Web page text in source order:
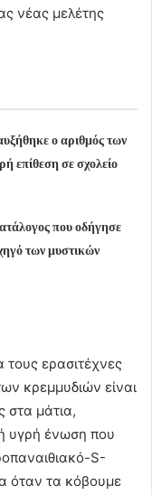
νέας μελέτης
ο αριθμός των
επίθεση σε σχολείο
που οδήγησε
των μυστικών
τους ερασιτέχνες
κρεμμυδιών είναι
στα μάτια,
υγρή ένωση που
S-
όταν τα κόβουμε